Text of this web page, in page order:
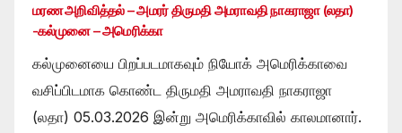
மரண அறிவித்தல் – அமரர் திருமதி அமராவதி நாகராஜா (லதா)
-கல்முனை – அமெரிக்கா
கல்முனையை பிறப்படமாகவும் நியோக் அமெரிக்காவை
வசிப்பிடமாக கொண்ட திருமதி அமராவதி நாகராஜா
(லதா) 05.03.2026 இன்று அமெரிக்காவில் காலமானார்.